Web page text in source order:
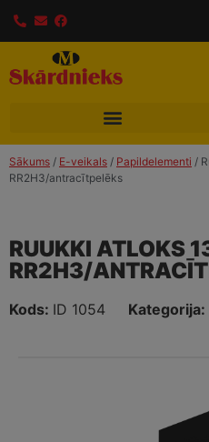
Sākums / E-veikals / Papildelementi /
RR2H3/antracītpelēks
RUUKKI ATLOKS
RR2H3/
Kods: ID 1054 Kategorija: